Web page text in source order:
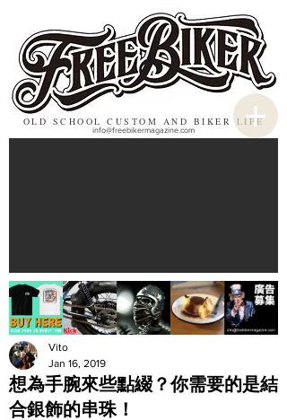
OLD SCHOOL CUSTOM AND BIKER LIFE
info@freebikermagazine.com
想為手腕來些點綴？你需要的是結
合銀飾的串珠！
Vito
Jan 16, 2019